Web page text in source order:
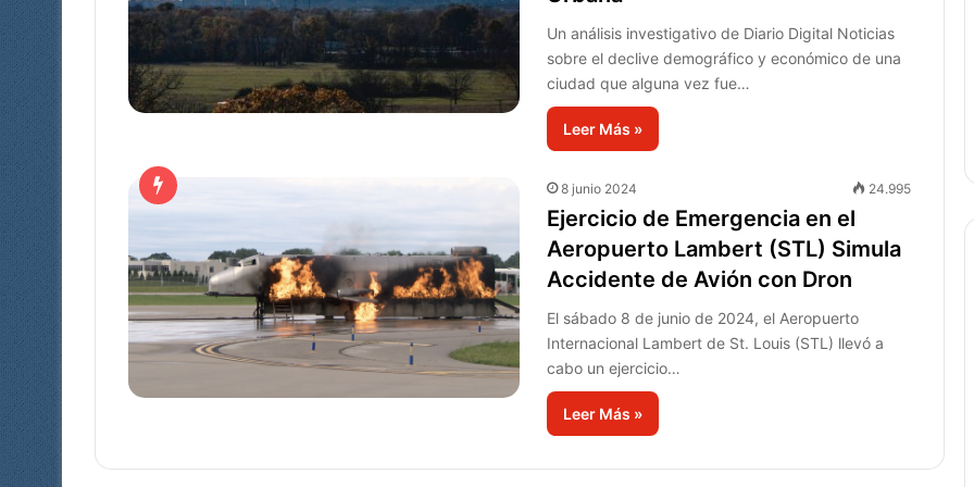
Un análisis investigativo de Diario Digital Noticias
sobre el declive demográfico y económico de una
ciudad que alguna vez fue…
Leer Más »
8 junio 2024 24.995
Ejercicio de Emergencia en el
Aeropuerto Lambert (STL) Simula
Accidente de Avión con Dron
El sábado 8 de junio de 2024, el Aeropuerto
Internacional Lambert de St. Louis (STL) llevó a
cabo un ejercicio…
Leer Más »